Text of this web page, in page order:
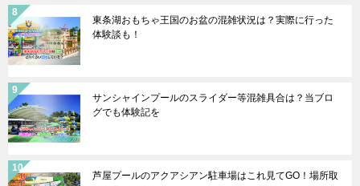
東条湖おもちゃ王国のお盆の混雑状況は？実際に行った
体験談も！
サンシャインプールのスライダー等混雑具合は？当ブロ
グでも体験記を
芦屋プールのアクアシアン駐車場はこれ見てGO！場所取